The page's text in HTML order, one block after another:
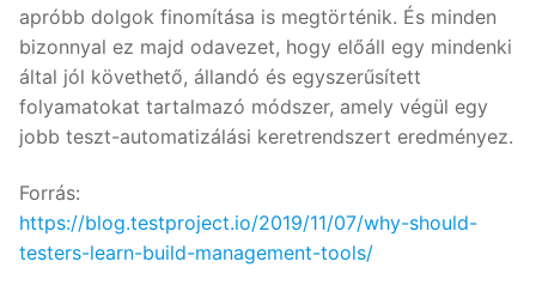
apróbb dolgok finomítása is megtörténik. És minden
bizonnyal ez majd odavezet, hogy előáll egy mindenki
által jól követhető, állandó és egyszerűsített
folyamatokat tartalmazó módszer, amely végül egy
jobb teszt-automatizálási keretrendszert eredményez.
Forrás:
https://blog.testproject.io/2019/11/07/why-should-
testers-learn-build-management-tools/